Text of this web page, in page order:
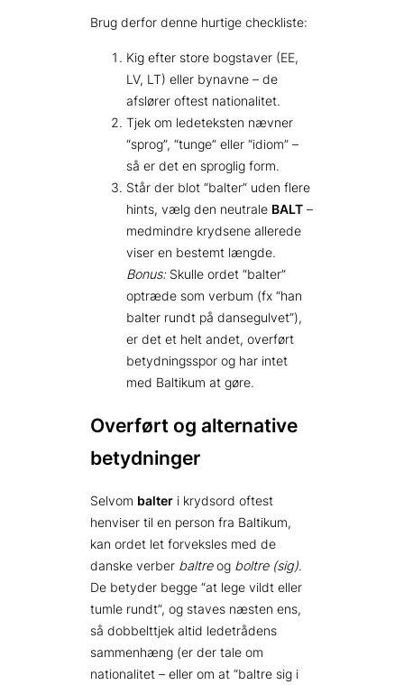
Brug derfor denne hurtige checkliste:
Kig efter store bogstaver (EE,
LV, LT) eller bynavne – de
afslører oftest nationalitet.
Tjek om ledeteksten nævner
“sprog”, “tunge” eller “idiom” –
så er det en sproglig form.
Står der blot “balter” uden flere
hints, vælg den neutrale BALT –
medmindre krydsene allerede
viser en bestemt længde.
Bonus:Skulle ordet “balter”
optræde som verbum (fx “han
balter rundt på dansegulvet”),
er det et helt andet, overført
betydningsspor og har intet
med Baltikum at gøre.
Overført og alternative
betydninger
Selvom balter i krydsord oftest
henviser til en person fra Baltikum,
kan ordet let forveksles med de
danske verber baltreog boltre (sig).
De betyder begge “at lege vildt eller
tumle rundt”, og staves næsten ens,
så dobbelttjek altid ledetrådens
sammenhæng (er der tale om
nationalitet – eller om at “baltre sig i